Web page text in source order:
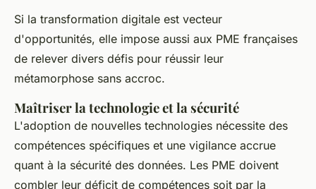
Si la transformation digitale est vecteur
d'opportunités, elle impose aussi aux PME françaises
de relever divers défis pour réussir leur
métamorphose sans accroc.
Maîtriser la technologie et la sécurité
L'adoption de nouvelles technologies nécessite des
compétences spécifiques et une vigilance accrue
quant à la sécurité des données. Les PME doivent
combler leur déficit de compétences soit par la